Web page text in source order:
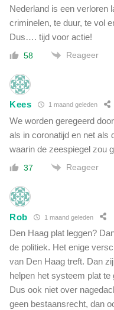
Nederland is een verloren
criminelen, te duur, te vol
Dus…. tijd voor actie!
58 Reageer
Kees 1 maand geleden
We worden geregeerd
als in coronatijd en net als
waarin de zeespiegel zou
37 Reageer
Rob 1 maand geleden
Den Haag plat leggen?
de politiek. Het enige
van Den Haag treft. Dan
helpen het systeem plat te
Dus ook niet over
geen bestaansrecht, dan